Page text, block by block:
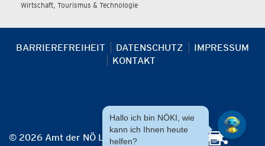
Wirtschaft, Tourismus & Technologie
BARRIEREFREIHEIT DATENSCHUTZ
IMPRESSUM
KONTAKT
© 2026 Amt der NÖ Landesregierung
Hallo ich bin NÖKI, wie
kann ich Ihnen heute
helfen?